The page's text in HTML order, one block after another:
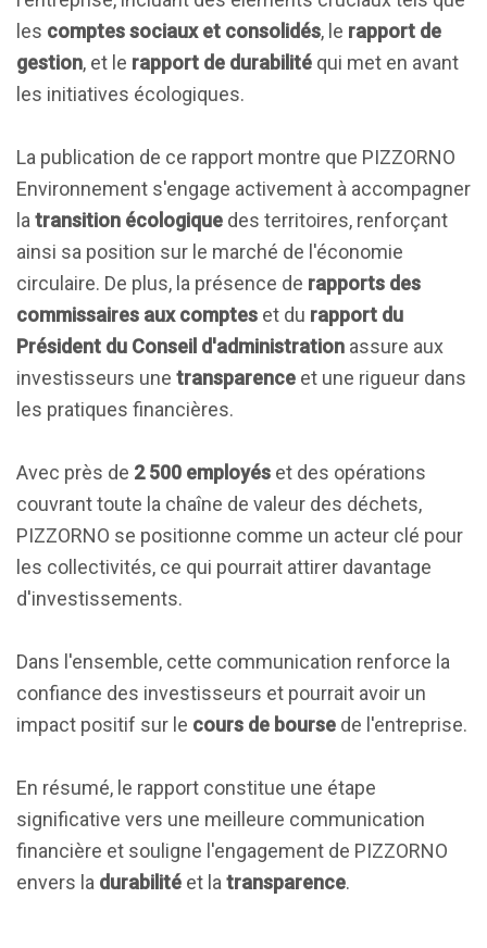
les comptes sociaux et consolidés, le rapport de
gestion, et le rapport de durabilité qui met en avant
les initiatives écologiques.
La publication de ce rapport montre que PIZZORNO
Environnement s'engage activement à accompagner
la transition écologique des territoires, renforçant
ainsi sa position sur le marché de l'économie
circulaire. De plus, la présence de rapports des
commissaires aux comptes et du rapport du
Président du Conseil d'administration assure aux
investisseurs une transparence et une rigueur dans
les pratiques financières.
Avec près de 2 500 employés et des opérations
couvrant toute la chaîne de valeur des déchets,
PIZZORNO se positionne comme un acteur clé pour
les collectivités, ce qui pourrait attirer davantage
d'investissements.
Dans l'ensemble, cette communication renforce la
confiance des investisseurs et pourrait avoir un
impact positif sur le cours de bourse de l'entreprise.
En résumé, le rapport constitue une étape
significative vers une meilleure communication
financière et souligne l'engagement de PIZZORNO
envers la durabilité et la transparence.